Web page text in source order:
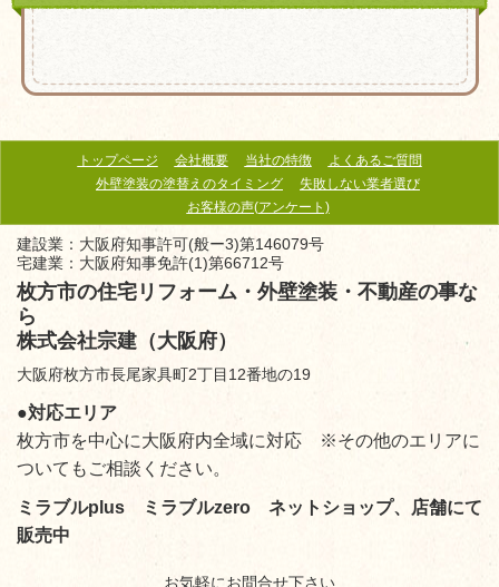
トップページ 会社概要 当社の特徴
よくあるご質問
外壁塗装の塗替えのタイミング
失敗しない業者選び
お客様の声(アンケート)
建設業：大阪府知事許可(般ー3)第146079号
宅建業：大阪府知事免許(1)第66712号
枚方市の住宅リフォーム・外壁塗装・不動産の事な
ら
株式会社宗建（大阪府）
大阪府枚方市長尾家具町2丁目12番地の19
●対応エリア
枚方市を中心に大阪府内全域に対応 ※その他のエリアに
ついてもご相談ください。
ミラブルplus ミラブルzero ネットショップ、店舗にて
販売中
お気軽にお問合せ下さい